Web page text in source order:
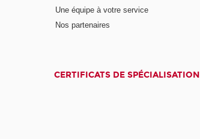
Une équipe à votre service
Nos partenaires
CERTIFICATS DE SPÉCIALISATION